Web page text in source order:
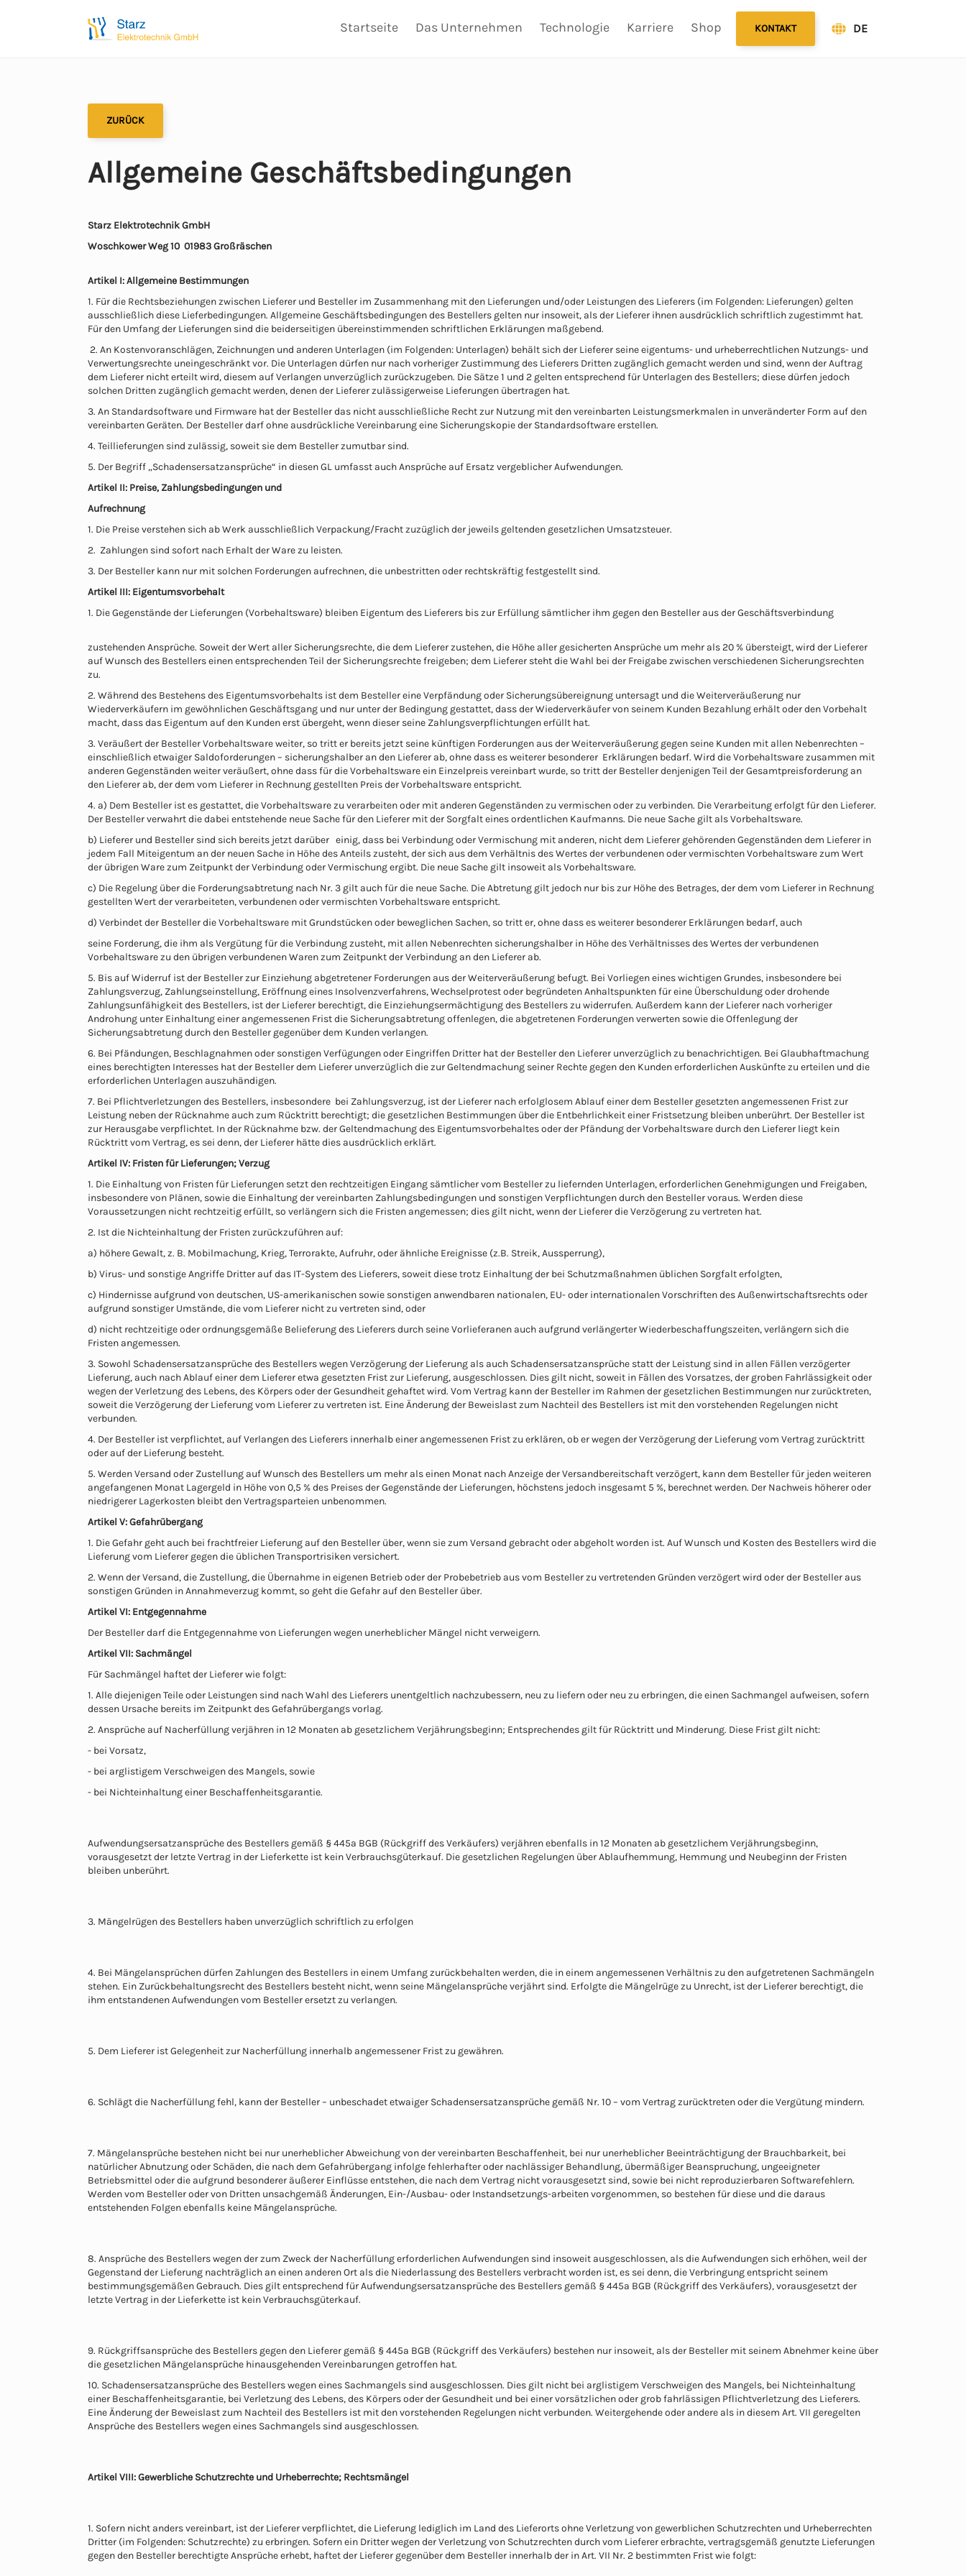
Startseite Das Unternehmen Technologie Karriere Shop KONTAKT DE
ZURÜCK
Allgemeine Geschäftsbedingungen
Starz Elektrotechnik GmbH
Woschkower Weg 10 01983 Großräschen
Artikel I: Allgemeine Bestimmungen
1. Für die Rechtsbeziehungen zwischen Lieferer und Besteller im Zusammenhang mit den Lieferungen und/oder Leistungen des Lieferers (im Folgenden: Lieferungen) gelten
ausschließlich diese Lieferbedingungen. Allgemeine Geschäftsbedingungen des Bestellers gelten nur insoweit, als der Lieferer ihnen ausdrücklich schriftlich zugestimmt hat.
Für den Umfang der Lieferungen sind die beiderseitigen übereinstimmenden schriftlichen Erklärungen maßgebend.
2. An Kostenvoranschlägen, Zeichnungen und anderen Unterlagen (im Folgenden: Unterlagen) behält sich der Lieferer seine eigentums- und urheberrechtlichen Nutzungs- und
Verwertungsrechte uneingeschränkt vor. Die Unterlagen dürfen nur nach vorheriger Zustimmung des Lieferers Dritten zugänglich gemacht werden und sind, wenn der Auftrag
dem Lieferer nicht erteilt wird, diesem auf Verlangen unverzüglich zurückzugeben. Die Sätze 1 und 2 gelten entsprechend für Unterlagen des Bestellers; diese dürfen jedoch
solchen Dritten zugänglich gemacht werden, denen der Lieferer zulässigerweise Lieferungen übertragen hat.
3. An Standardsoftware und Firmware hat der Besteller das nicht ausschließliche Recht zur Nutzung mit den vereinbarten Leistungsmerkmalen in unveränderter Form auf den
vereinbarten Geräten. Der Besteller darf ohne ausdrückliche Vereinbarung eine Sicherungskopie der Standardsoftware erstellen.
4. Teillieferungen sind zulässig, soweit sie dem Besteller zumutbar sind.
5. Der Begriff „Schadensersatzansprüche“ in diesen GL umfasst auch Ansprüche auf Ersatz vergeblicher Aufwendungen.
Artikel II: Preise, Zahlungsbedingungen und
Aufrechnung
1. Die Preise verstehen sich ab Werk ausschließlich Verpackung/Fracht zuzüglich der jeweils geltenden gesetzlichen Umsatzsteuer.
2. Zahlungen sind sofort nach Erhalt der Ware zu leisten.
3. Der Besteller kann nur mit solchen Forderungen aufrechnen, die unbestritten oder rechtskräftig festgestellt sind.
Artikel III: Eigentumsvorbehalt
1. Die Gegenstände der Lieferungen (Vorbehaltsware) bleiben Eigentum des Lieferers bis zur Erfüllung sämtlicher ihm gegen den Besteller aus der Geschäftsverbindung
zustehenden Ansprüche. Soweit der Wert aller Sicherungsrechte, die dem Lieferer zustehen, die Höhe aller gesicherten Ansprüche um mehr als 20 % übersteigt, wird der Lieferer
auf Wunsch des Bestellers einen entsprechenden Teil der Sicherungsrechte freigeben; dem Lieferer steht die Wahl bei der Freigabe zwischen verschiedenen Sicherungsrechten
zu.
2. Während des Bestehens des Eigentumsvorbehalts ist dem Besteller eine Verpfändung oder Sicherungsübereignung untersagt und die Weiterveräußerung nur
Wiederverkäufern im gewöhnlichen Geschäftsgang und nur unter der Bedingung gestattet, dass der Wiederverkäufer von seinem Kunden Bezahlung erhält oder den Vorbehalt
macht, dass das Eigentum auf den Kunden erst übergeht, wenn dieser seine Zahlungsverpflichtungen erfüllt hat.
3. Veräußert der Besteller Vorbehaltsware weiter, so tritt er bereits jetzt seine künftigen Forderungen aus der Weiterveräußerung gegen seine Kunden mit allen Nebenrechten –
einschließlich etwaiger Saldoforderungen – sicherungshalber an den Lieferer ab, ohne dass es weiterer besonderer Erklärungen bedarf. Wird die Vorbehaltsware zusammen mit
anderen Gegenständen weiter veräußert, ohne dass für die Vorbehaltsware ein Einzelpreis vereinbart wurde, so tritt der Besteller denjenigen Teil der Gesamtpreisforderung an
den Lieferer ab, der dem vom Lieferer in Rechnung gestellten Preis der Vorbehaltsware entspricht.
4. a) Dem Besteller ist es gestattet, die Vorbehaltsware zu verarbeiten oder mit anderen Gegenständen zu vermischen oder zu verbinden. Die Verarbeitung erfolgt für den Lieferer.
Der Besteller verwahrt die dabei entstehende neue Sache für den Lieferer mit der Sorgfalt eines ordentlichen Kaufmanns. Die neue Sache gilt als Vorbehaltsware.
b) Lieferer und Besteller sind sich bereits jetzt darüber einig, dass bei Verbindung oder Vermischung mit anderen, nicht dem Lieferer gehörenden Gegenständen dem Lieferer in
jedem Fall Miteigentum an der neuen Sache in Höhe des Anteils zusteht, der sich aus dem Verhältnis des Wertes der verbundenen oder vermischten Vorbehaltsware zum Wert
der übrigen Ware zum Zeitpunkt der Verbindung oder Vermischung ergibt. Die neue Sache gilt insoweit als Vorbehaltsware.
c) Die Regelung über die Forderungsabtretung nach Nr. 3 gilt auch für die neue Sache. Die Abtretung gilt jedoch nur bis zur Höhe des Betrages, der dem vom Lieferer in Rechnung
gestellten Wert der verarbeiteten, verbundenen oder vermischten Vorbehaltsware entspricht.
d) Verbindet der Besteller die Vorbehaltsware mit Grundstücken oder beweglichen Sachen, so tritt er, ohne dass es weiterer besonderer Erklärungen bedarf, auch
seine Forderung, die ihm als Vergütung für die Verbindung zusteht, mit allen Nebenrechten sicherungshalber in Höhe des Verhältnisses des Wertes der verbundenen
Vorbehaltsware zu den übrigen verbundenen Waren zum Zeitpunkt der Verbindung an den Lieferer ab.
5. Bis auf Widerruf ist der Besteller zur Einziehung abgetretener Forderungen aus der Weiterveräußerung befugt. Bei Vorliegen eines wichtigen Grundes, insbesondere bei
Zahlungsverzug, Zahlungseinstellung, Eröffnung eines Insolvenzverfahrens, Wechselprotest oder begründeten Anhaltspunkten für eine Überschuldung oder drohende
Zahlungsunfähigkeit des Bestellers, ist der Lieferer berechtigt, die Einziehungsermächtigung des Bestellers zu widerrufen. Außerdem kann der Lieferer nach vorheriger
Androhung unter Einhaltung einer angemessenen Frist die Sicherungsabtretung offenlegen, die abgetretenen Forderungen verwerten sowie die Offenlegung der
Sicherungsabtretung durch den Besteller gegenüber dem Kunden verlangen.
6. Bei Pfändungen, Beschlagnahmen oder sonstigen Verfügungen oder Eingriffen Dritter hat der Besteller den Lieferer unverzüglich zu benachrichtigen. Bei Glaubhaftmachung
eines berechtigten Interesses hat der Besteller dem Lieferer unverzüglich die zur Geltendmachung seiner Rechte gegen den Kunden erforderlichen Auskünfte zu erteilen und die
erforderlichen Unterlagen auszuhändigen.
7. Bei Pflichtverletzungen des Bestellers, insbesondere bei Zahlungsverzug, ist der Lieferer nach erfolglosem Ablauf einer dem Besteller gesetzten angemessenen Frist zur
Leistung neben der Rücknahme auch zum Rücktritt berechtigt; die gesetzlichen Bestimmungen über die Entbehrlichkeit einer Fristsetzung bleiben unberührt. Der Besteller ist
zur Herausgabe verpflichtet. In der Rücknahme bzw. der Geltendmachung des Eigentumsvorbehaltes oder der Pfändung der Vorbehaltsware durch den Lieferer liegt kein
Rücktritt vom Vertrag, es sei denn, der Lieferer hätte dies ausdrücklich erklärt.
Artikel IV: Fristen für Lieferungen; Verzug
1. Die Einhaltung von Fristen für Lieferungen setzt den rechtzeitigen Eingang sämtlicher vom Besteller zu liefernden Unterlagen, erforderlichen Genehmigungen und Freigaben,
insbesondere von Plänen, sowie die Einhaltung der vereinbarten Zahlungsbedingungen und sonstigen Verpflichtungen durch den Besteller voraus. Werden diese
Voraussetzungen nicht rechtzeitig erfüllt, so verlängern sich die Fristen angemessen; dies gilt nicht, wenn der Lieferer die Verzögerung zu vertreten hat.
2. Ist die Nichteinhaltung der Fristen zurückzuführen auf:
a) höhere Gewalt, z. B. Mobilmachung, Krieg, Terrorakte, Aufruhr, oder ähnliche Ereignisse (z.B. Streik, Aussperrung),
b) Virus- und sonstige Angriffe Dritter auf das IT-System des Lieferers, soweit diese trotz Einhaltung der bei Schutzmaßnahmen üblichen Sorgfalt erfolgten,
c) Hindernisse aufgrund von deutschen, US-amerikanischen sowie sonstigen anwendbaren nationalen, EU- oder internationalen Vorschriften des Außenwirtschaftsrechts oder
aufgrund sonstiger Umstände, die vom Lieferer nicht zu vertreten sind, oder
d) nicht rechtzeitige oder ordnungsgemäße Belieferung des Lieferers durch seine Vorlieferanen auch aufgrund verlängerter Wiederbeschaffungszeiten, verlängern sich die
Fristen angemessen.
3. Sowohl Schadensersatzansprüche des Bestellers wegen Verzögerung der Lieferung als auch Schadensersatzansprüche statt der Leistung sind in allen Fällen verzögerter
Lieferung, auch nach Ablauf einer dem Lieferer etwa gesetzten Frist zur Lieferung, ausgeschlossen. Dies gilt nicht, soweit in Fällen des Vorsatzes, der groben Fahrlässigkeit oder
wegen der Verletzung des Lebens, des Körpers oder der Gesundheit gehaftet wird. Vom Vertrag kann der Besteller im Rahmen der gesetzlichen Bestimmungen nur zurücktreten,
soweit die Verzögerung der Lieferung vom Lieferer zu vertreten ist. Eine Änderung der Beweislast zum Nachteil des Bestellers ist mit den vorstehenden Regelungen nicht
verbunden.
4. Der Besteller ist verpflichtet, auf Verlangen des Lieferers innerhalb einer angemessenen Frist zu erklären, ob er wegen der Verzögerung der Lieferung vom Vertrag zurücktritt
oder auf der Lieferung besteht.
5. Werden Versand oder Zustellung auf Wunsch des Bestellers um mehr als einen Monat nach Anzeige der Versandbereitschaft verzögert, kann dem Besteller für jeden weiteren
angefangenen Monat Lagergeld in Höhe von 0,5 % des Preises der Gegenstände der Lieferungen, höchstens jedoch insgesamt 5 %, berechnet werden. Der Nachweis höherer oder
niedrigerer Lagerkosten bleibt den Vertragsparteien unbenommen.
Artikel V: Gefahrübergang
1. Die Gefahr geht auch bei frachtfreier Lieferung auf den Besteller über, wenn sie zum Versand gebracht oder abgeholt worden ist. Auf Wunsch und Kosten des Bestellers wird die
Lieferung vom Lieferer gegen die üblichen Transportrisiken versichert.
2. Wenn der Versand, die Zustellung, die Übernahme in eigenen Betrieb oder der Probebetrieb aus vom Besteller zu vertretenden Gründen verzögert wird oder der Besteller aus
sonstigen Gründen in Annahmeverzug kommt, so geht die Gefahr auf den Besteller über.
Artikel VI: Entgegennahme
Der Besteller darf die Entgegennahme von Lieferungen wegen unerheblicher Mängel nicht verweigern.
Artikel VII: Sachmängel
Für Sachmängel haftet der Lieferer wie folgt:
1. Alle diejenigen Teile oder Leistungen sind nach Wahl des Lieferers unentgeltlich nachzubessern, neu zu liefern oder neu zu erbringen, die einen Sachmangel aufweisen, sofern
dessen Ursache bereits im Zeitpunkt des Gefahrübergangs vorlag.
2. Ansprüche auf Nacherfüllung verjähren in 12 Monaten ab gesetzlichem Verjährungsbeginn; Entsprechendes gilt für Rücktritt und Minderung. Diese Frist gilt nicht:
- bei Vorsatz,
- bei arglistigem Verschweigen des Mangels, sowie
- bei Nichteinhaltung einer Beschaffenheitsgarantie.
Aufwendungsersatzansprüche des Bestellers gemäß § 445a BGB (Rückgriff des Verkäufers) verjähren ebenfalls in 12 Monaten ab gesetzlichem Verjährungsbeginn,
vorausgesetzt der letzte Vertrag in der Lieferkette ist kein Verbrauchsgüterkauf. Die gesetzlichen Regelungen über Ablaufhemmung, Hemmung und Neubeginn der Fristen
bleiben unberührt.
3. Mängelrügen des Bestellers haben unverzüglich schriftlich zu erfolgen
4. Bei Mängelansprüchen dürfen Zahlungen des Bestellers in einem Umfang zurückbehalten werden, die in einem angemessenen Verhältnis zu den aufgetretenen Sachmängeln
stehen. Ein Zurückbehaltungsrecht des Bestellers besteht nicht, wenn seine Mängelansprüche verjährt sind. Erfolgte die Mängelrüge zu Unrecht, ist der Lieferer berechtigt, die
ihm entstandenen Aufwendungen vom Besteller ersetzt zu verlangen.
5. Dem Lieferer ist Gelegenheit zur Nacherfüllung innerhalb angemessener Frist zu gewähren.
6. Schlägt die Nacherfüllung fehl, kann der Besteller – unbeschadet etwaiger Schadensersatzansprüche gemäß Nr. 10 – vom Vertrag zurücktreten oder die Vergütung mindern.
7. Mängelansprüche bestehen nicht bei nur unerheblicher Abweichung von der vereinbarten Beschaffenheit, bei nur unerheblicher Beeinträchtigung der Brauchbarkeit, bei
natürlicher Abnutzung oder Schäden, die nach dem Gefahrübergang infolge fehlerhafter oder nachlässiger Behandlung, übermäßiger Beanspruchung, ungeeigneter
Betriebsmittel oder die aufgrund besonderer äußerer Einflüsse entstehen, die nach dem Vertrag nicht vorausgesetzt sind, sowie bei nicht reproduzierbaren Softwarefehlern.
Werden vom Besteller oder von Dritten unsachgemäß Änderungen, Ein-/Ausbau- oder Instandsetzungs-arbeiten vorgenommen, so bestehen für diese und die daraus
entstehenden Folgen ebenfalls keine Mängelansprüche.
8. Ansprüche des Bestellers wegen der zum Zweck der Nacherfüllung erforderlichen Aufwendungen sind insoweit ausgeschlossen, als die Aufwendungen sich erhöhen, weil der
Gegenstand der Lieferung nachträglich an einen anderen Ort als die Niederlassung des Bestellers verbracht worden ist, es sei denn, die Verbringung entspricht seinem
bestimmungsgemäßen Gebrauch. Dies gilt entsprechend für Aufwendungsersatzansprüche des Bestellers gemäß § 445a BGB (Rückgriff des Verkäufers), vorausgesetzt der
letzte Vertrag in der Lieferkette ist kein Verbrauchsgüterkauf.
9. Rückgriffsansprüche des Bestellers gegen den Lieferer gemäß § 445a BGB (Rückgriff des Verkäufers) bestehen nur insoweit, als der Besteller mit seinem Abnehmer keine über
die gesetzlichen Mängelansprüche hinausgehenden Vereinbarungen getroffen hat.
10. Schadensersatzansprüche des Bestellers wegen eines Sachmangels sind ausgeschlossen. Dies gilt nicht bei arglistigem Verschweigen des Mangels, bei Nichteinhaltung
einer Beschaffenheitsgarantie, bei Verletzung des Lebens, des Körpers oder der Gesundheit und bei einer vorsätzlichen oder grob fahrlässigen Pflichtverletzung des Lieferers.
Eine Änderung der Beweislast zum Nachteil des Bestellers ist mit den vorstehenden Regelungen nicht verbunden. Weitergehende oder andere als in diesem Art. VII geregelten
Ansprüche des Bestellers wegen eines Sachmangels sind ausgeschlossen.
Artikel VIII: Gewerbliche Schutzrechte und Urheberrechte; Rechtsmängel
1. Sofern nicht anders vereinbart, ist der Lieferer verpflichtet, die Lieferung lediglich im Land des Lieferorts ohne Verletzung von gewerblichen Schutzrechten und Urheberrechten
Dritter (im Folgenden: Schutzrechte) zu erbringen. Sofern ein Dritter wegen der Verletzung von Schutzrechten durch vom Lieferer erbrachte, vertragsgemäß genutzte Lieferungen
gegen den Besteller berechtigte Ansprüche erhebt, haftet der Lieferer gegenüber dem Besteller innerhalb der in Art. VII Nr. 2 bestimmten Frist wie folgt: